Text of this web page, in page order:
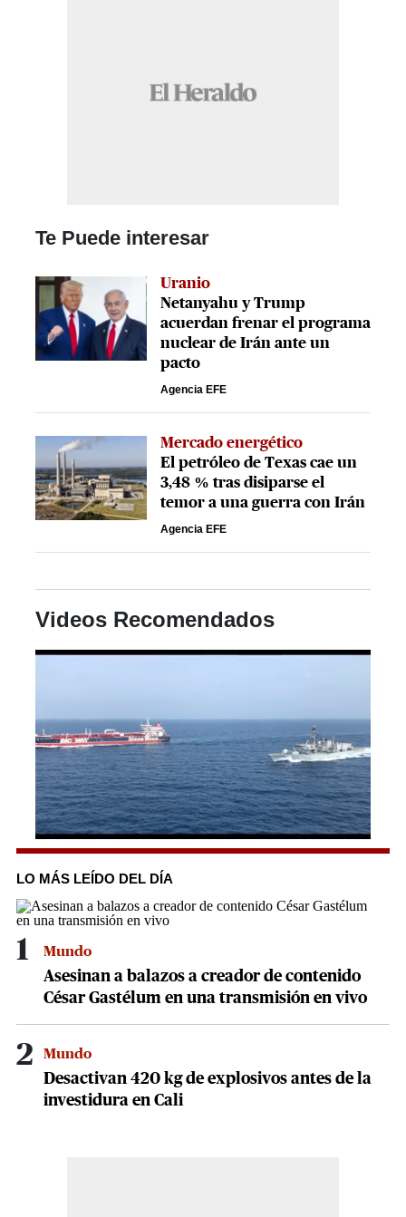
Te Puede interesar
Uranio
Netanyahu y Trump
acuerdan frenar el programa
nuclear de Irán ante un
pacto
Agencia EFE
Mercado energético
El petróleo de Texas cae un
3,48 % tras disiparse el
temor a una guerra con Irán
Agencia EFE
Videos Recomendados
0
of
1
minute,
28
LO MÁS LEÍDO DEL DÍA
1 Mundo
Asesinan a balazos a creador de contenido
César Gastélum en una transmisión en vivo
2 Mundo
Desactivan 420 kg de explosivos antes de la
investidura en Cali